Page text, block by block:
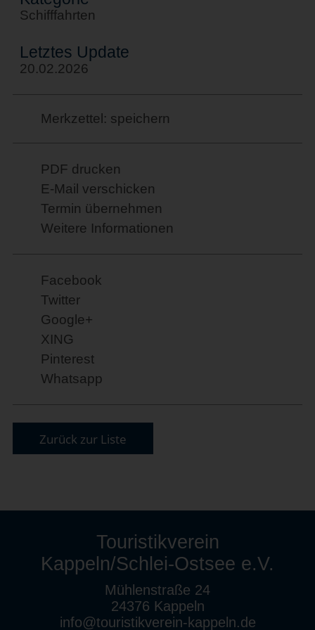
Schifffahrten
Letztes Update
20.02.2026
Merkzettel: speichern
PDF drucken
E-Mail verschicken
Termin übernehmen
Weitere Informationen
Facebook
Twitter
Google+
XING
Pinterest
Whatsapp
Zurück zur Liste
Touristikverein
Kappeln/Schlei-Ostsee e.V.
Mühlenstraße 24
24376 Kappeln
info@touristikverein-kappeln.de